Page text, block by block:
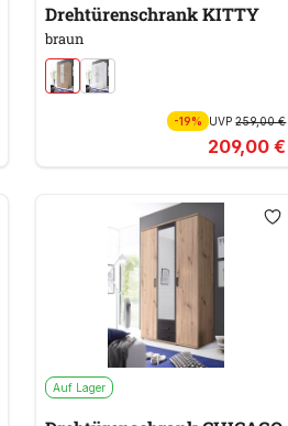
Drehtürenschrank KITTY
braun
-19% UVP259,00 €
209,00 €
Auf Lager